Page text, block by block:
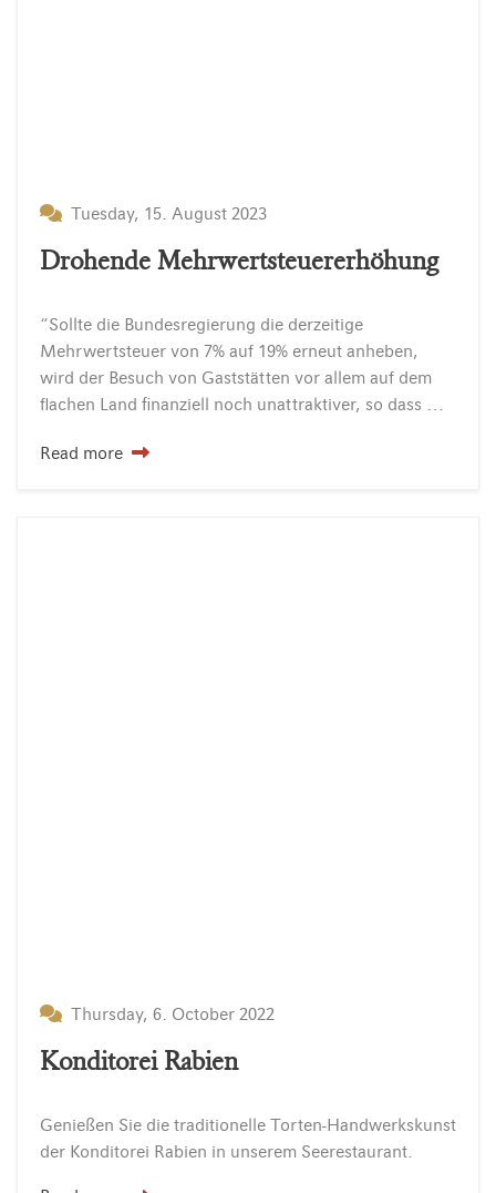
Tuesday, 15. August 2023
Drohende Mehrwertsteuererhöhung
“Sollte die Bundesregierung die derzeitige
Mehrwertsteuer von 7% auf 19% erneut anheben,
wird der Besuch von Gaststätten vor allem auf dem
flachen Land finanziell noch unattraktiver, so dass weitere gastronomische Betriebe nicht mehr umhinkommen ihren Betrieb für immer einzustellen. Das…
Read more
Thursday, 6. October 2022
Konditorei Rabien
Genießen Sie die traditionelle Torten-Handwerkskunst
der Konditorei Rabien in unserem Seerestaurant.